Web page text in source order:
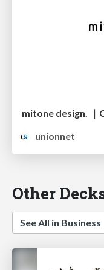
mitone design. ｜
unionnet
Other
See All in Business